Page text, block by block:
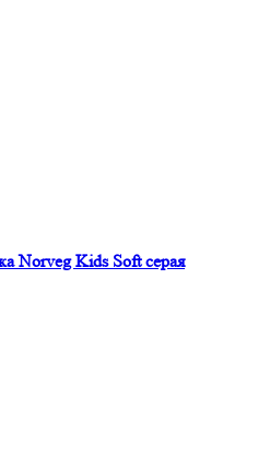
Norveg Kids Soft серая